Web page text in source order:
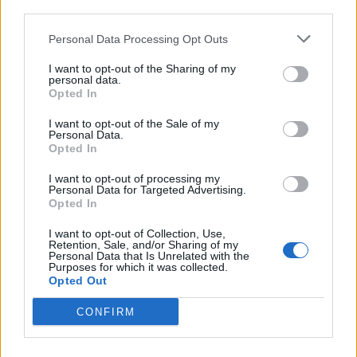
Personal Data Processing Opt Outs
I want to opt-out of the Sharing of my
personal data.
Opted In
I want to opt-out of the Sale of my
Personal Data.
Opted In
I want to opt-out of processing my
Personal Data for Targeted Advertising.
Opted In
I want to opt-out of Collection, Use,
Retention, Sale, and/or Sharing of my
Personal Data that Is Unrelated with the
Purposes for which it was collected.
Opted Out
CONFIRM
Ver todas sus letras por orden alfabético
+ Nekfeu
Discografía Biografía Ranking
Añadir Letra
Ranking de Nekfeu
Nekfeuno está entre los 500 artistas más
apoyados y visitados de esta semana.
¿Apoyar a Nekfeu?
0 0